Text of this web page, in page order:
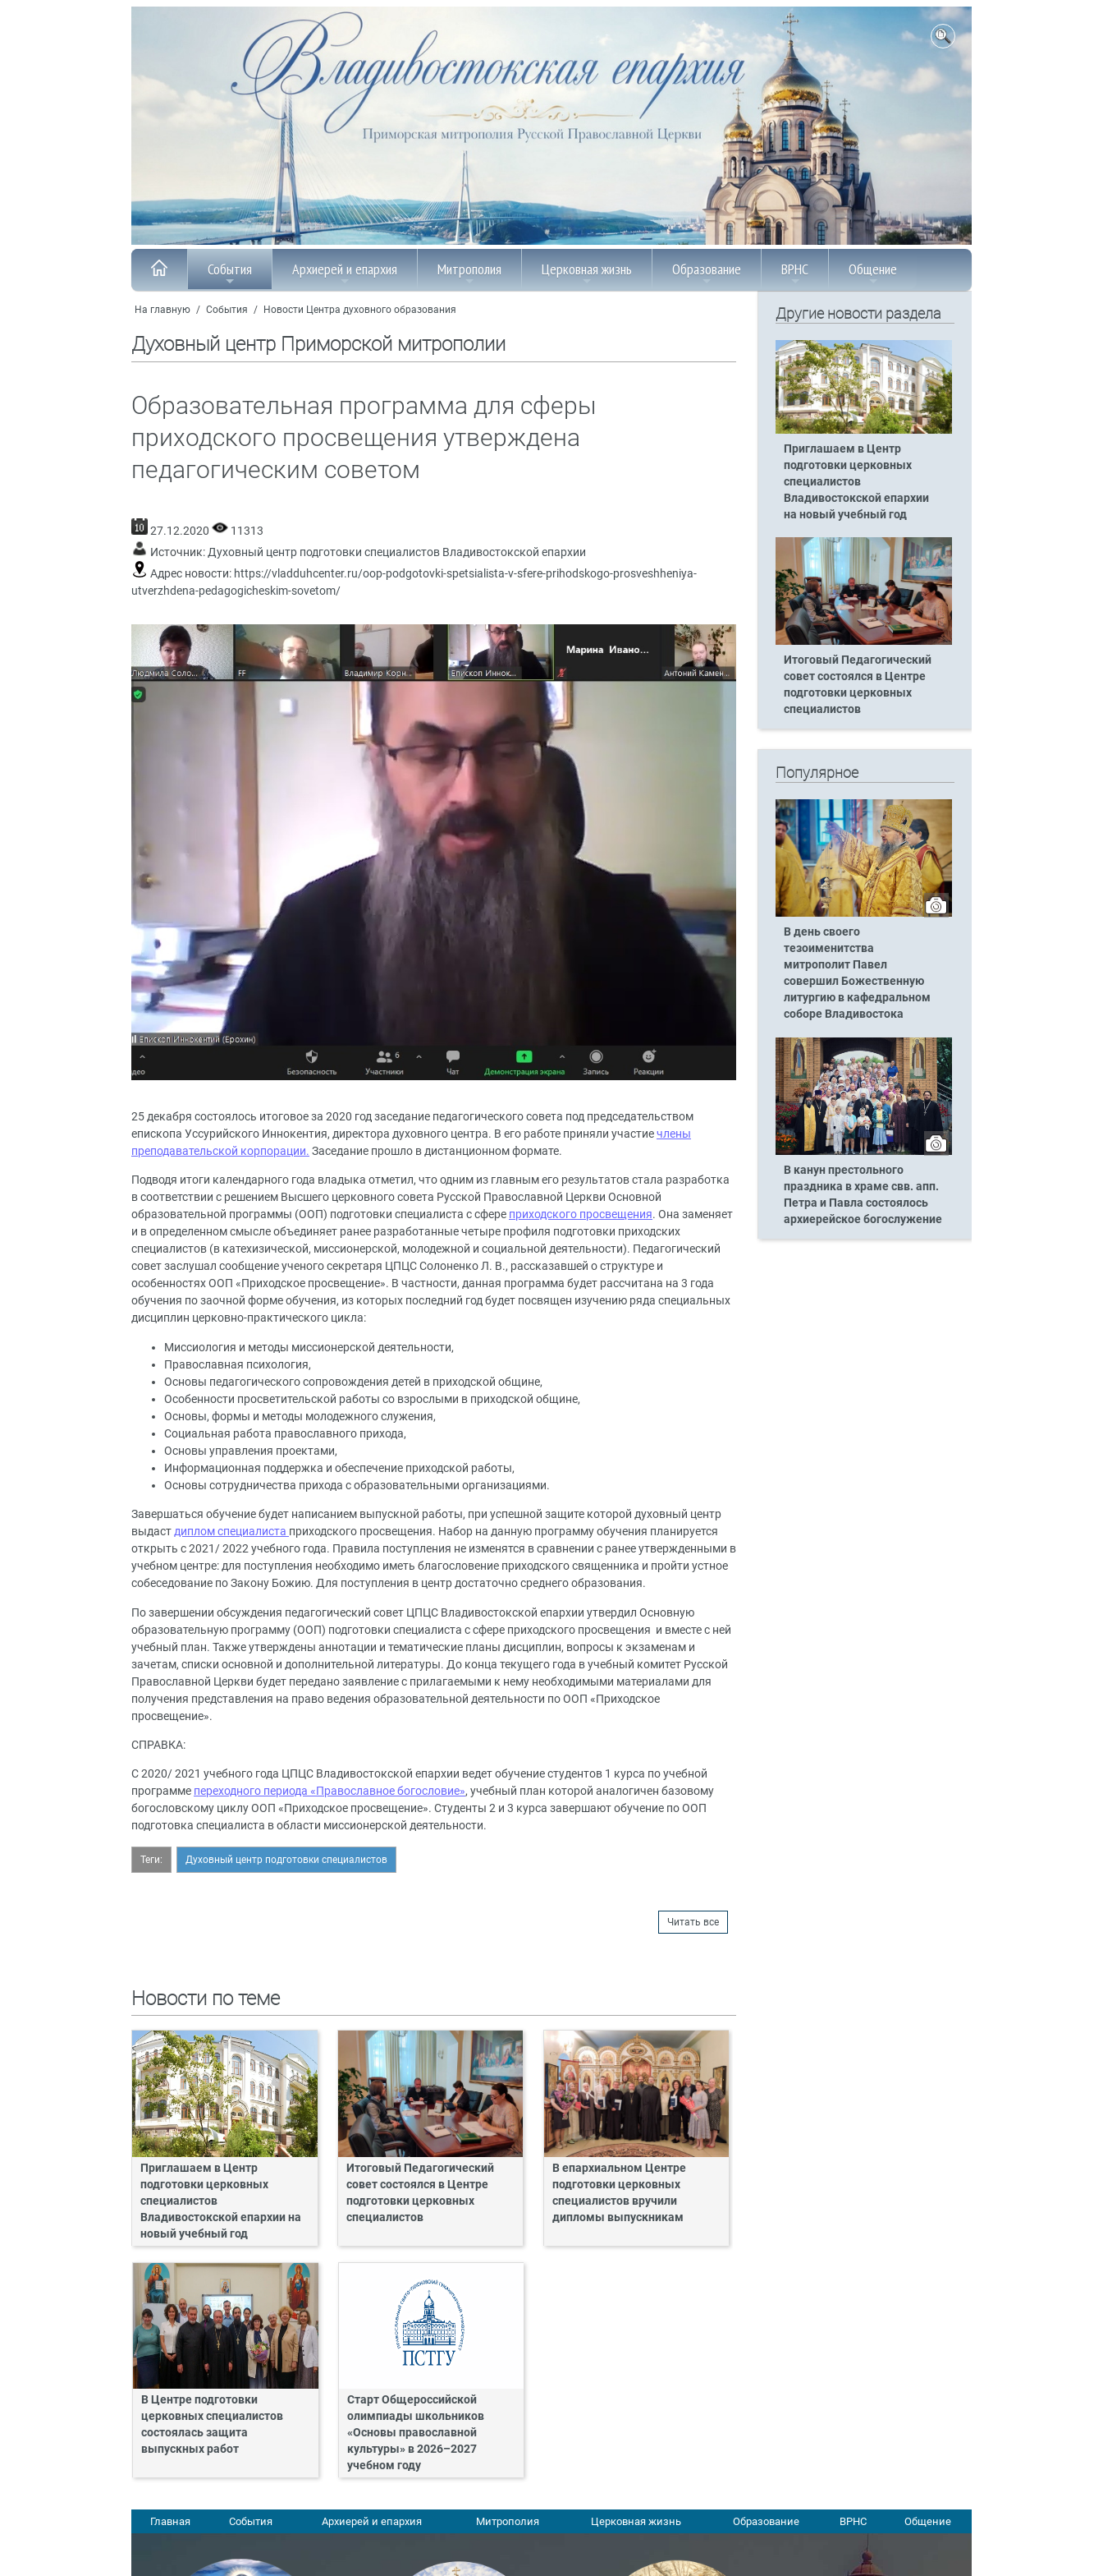
События Архиерей и епархия Митрополия Церковная жизнь Образование ВРНС Общение
На главную / События / Новости Центра духовного образования
Духовный центр Приморской митрополии
Образовательная программа для сферы
приходского просвещения утверждена
педагогическим советом
27.12.2020
11313
Источник:Духовный центр подготовки специалистов Владивостокской епархии
Адрес новости: https://vladduhcenter.ru/oop-podgotovki-spetsialista-v-sfere-prihodskogo-prosveshheniya-
utverzhdena-pedagogicheskim-sovetom/
25 декабря состоялось итоговое за 2020 год заседание педагогического совета под председательством
епископа Уссурийского Иннокентия, директора духовного центра. В его работе приняли участиечлены
преподавательской корпорации. Заседание прошло в дистанционном формате.
Подводя итоги календарного года владыка отметил, что одним из главным его результатов стала разработка
в соответствии с решением Высшего церковного совета Русской Православной Церкви Основной
образовательной программы (ООП) подготовки специалиста с сфере приходского просвещения. Она заменяет
и в определенном смысле объединяет ранее разработанные четыре профиля подготовки приходских
специалистов (в катехизической, миссионерской, молодежной и социальной деятельности). Педагогический
совет заслушал сообщение ученого секретаря ЦПЦС Солоненко Л. В., рассказавшей о структуре и
особенностях ООП «Приходское просвещение». В частности, данная программа будет рассчитана на 3 года
обучения по заочной форме обучения, из которых последний год будет посвящен изучению ряда специальных
дисциплин церковно-практического цикла:
Миссиология и методы миссионерской деятельности,
Православная психология,
Основы педагогического сопровождения детей в приходской общине,
Особенности просветительской работы со взрослыми в приходской общине,
Основы, формы и методы молодежного служения,
Социальная работа православного прихода,
Основы управления проектами,
Информационная поддержка и обеспечение приходской работы,
Основы сотрудничества прихода с образовательными организациями.
Завершаться обучение будет написанием выпускной работы, при успешной защите которой духовный центр
выдастдиплом специалиста приходского просвещения. Набор на данную программу обучения планируется
открыть с 2021/ 2022 учебного года. Правила поступления не изменятся в сравнении с ранее утвержденными в
учебном центре: для поступления необходимо иметь благословение приходского священника и пройти устное
собеседование по Закону Божию. Для поступления в центр достаточно среднего образования.
По завершении обсуждения педагогический совет ЦПЦС Владивостокской епархии утвердил Основную
образовательную программу (ООП) подготовки специалиста с сфере приходского просвещения и вместе с ней
учебный план. Также утверждены аннотации и тематические планы дисциплин, вопросы к экзаменам и
зачетам, списки основной и дополнительной литературы. До конца текущего года в учебный комитет Русской
Православной Церкви будет передано заявление с прилагаемыми к нему необходимыми материалами для
получения представления на право ведения образовательной деятельности по ООП «Приходское
просвещение».
СПРАВКА:
С 2020/ 2021 учебного года ЦПЦС Владивостокской епархии ведет обучение студентов 1 курса по учебной
программе переходного периода «Православное богословие», учебный план которой аналогичен базовому
богословскому циклу ООП «Приходское просвещение». Студенты 2 и 3 курса завершают обучение по ООП
подготовка специалиста в области миссионерской деятельности.
Теги: Духовный центр подготовки специалистов
Читать все
Новости по теме
Приглашаем в Центр
подготовки церковных
специалистов
Владивостокской епархии на
новый учебный год
Итоговый Педагогический
совет состоялся в Центре
подготовки церковных
специалистов
В епархиальном Центре
подготовки церковных
специалистов вручили
дипломы выпускникам
В Центре подготовки
церковных специалистов
состоялась защита
выпускных работ
Старт Общероссийской
олимпиады школьников
«Основы православной
культуры» в 2026–2027
учебном году
Другие новости раздела
Приглашаем в Центр
подготовки церковных
специалистов
Владивостокской епархии
на новый учебный год
Итоговый Педагогический
совет состоялся в Центре
подготовки церковных
специалистов
Популярное
В день своего
тезоименитства
митрополит Павел
совершил Божественную
литургию в кафедральном
соборе Владивостока
В канун престольного
праздника в храме свв. апп.
Петра и Павла состоялось
архиерейское богослужение
Главная События Архиерей и епархия Митрополия Церковная жизнь Образование ВРНС Общение